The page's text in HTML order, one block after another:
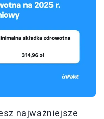
najważniejsze